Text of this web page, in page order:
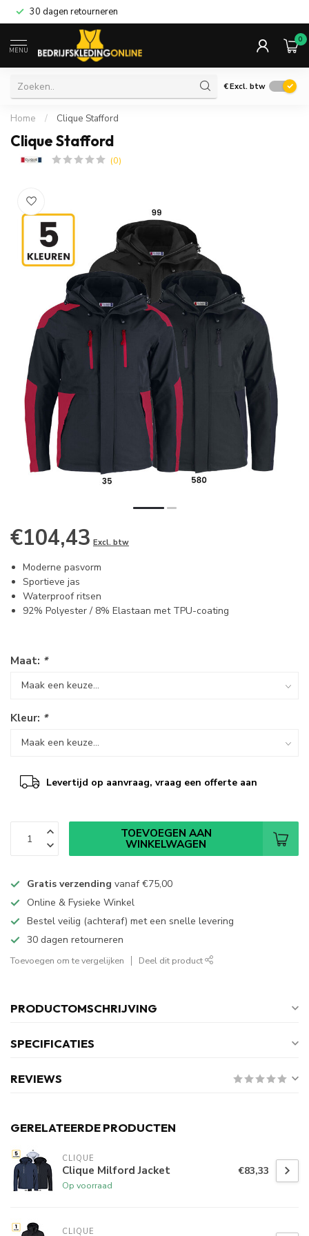
30 dagen retourneren
MENU
0
€Excl. btw
Home / Clique Stafford
Clique Stafford
(0)
€104,43 Excl. btw
Moderne pasvorm
Sportieve jas
Waterproof ritsen
92% Polyester / 8% Elastaan met TPU-coating
Maat: *
Kleur: *
Levertijd op aanvraag, vraag een offerte aan
TOEVOEGEN AAN
WINKELWAGEN
Gratis verzending vanaf€75,00
Online & Fysieke Winkel
Bestel veilig (achteraf) met een snelle levering
30 dagen retourneren
Toevoegen om te vergelijken Deel dit product
PRODUCTOMSCHRIJVING
SPECIFICATIES
REVIEWS
GERELATEERDE PRODUCTEN
CLIQUE
Clique Milford Jacket
Op voorraad
€83,33
CLIQUE